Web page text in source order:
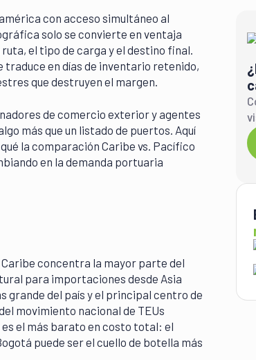
con acceso simultáneo al
solo se convierte en ventaja
el tipo de carga y el destino final.
traduce en días de inventario retenido,
que destruyen el margen.
de comercio exterior y agentes
más que un listado de puertos. Aquí
la comparación Caribe vs. Pacífico
en la demanda portuaria
concentra la mayor parte del
para importaciones desde Asia
grande del país y el principal centro de
movimiento nacional de TEUs
el más barato en costo total: el
puede ser el cuello de botella más